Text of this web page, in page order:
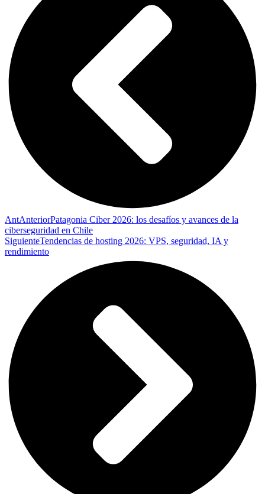
AntAnteriorPatagonia Ciber 2026: los desafíos y avances de la
ciberseguridad en Chile
SiguienteTendencias de hosting 2026: VPS, seguridad, IA y
rendimiento